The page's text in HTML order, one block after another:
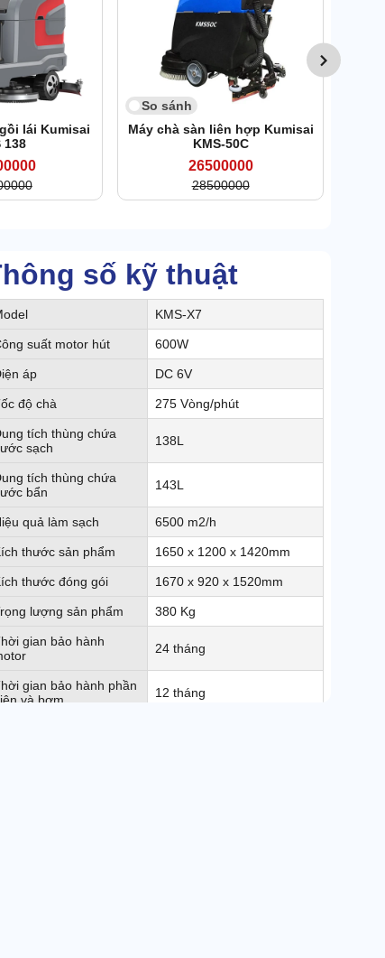
lái Kumisai
138
So sánh
Máy chà sàn liên hợp Kumisai
KMS-50C
26500000
28500000
số kỹ thuật
KMS-X7
suất motor hút 600W
áp DC 6V
độ chà 275 Vòng/phút
tích thùng chứa
sạch
138L
tích thùng chứa
bẩn
143L
quả làm sạch 6500 m2/h
thước sản phẩm 1650 x 1200 x 1420mm
thước đóng gói 1670 x 920 x 1520mm
lượng sản phẩm 380 Kg
gian bảo hành
24 tháng
gian bảo hành phần
và bơm
12 tháng